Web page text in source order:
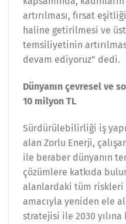
artırılması, fırsat
haline getirilmesi ve
temsiliyetinin
devam ediyoruz” dedi.
Dünyanın çevresel ve
10 milyon TL
Sürdürülebilirliği iş
alan Zorlu Enerji,
ile beraber dünyanın
çözümlere katkıda
alanlardaki tüm riskleri
amacıyla yeniden ele
stratejisi ile 2030